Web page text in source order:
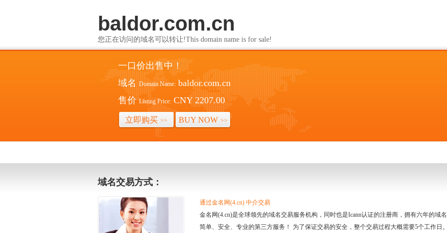
baldor.com.cn
您正在访问的域名可以转让!This domain name is for sale!
一口价出售中！
域名 Domain Name: baldor.com.cn
售价 Listing Price: CNY 2207.00
立即购买 >> BUY NOW >>
域名交易方式：
通过金名网(4.cn) 中介交易
金名网(4.cn)是全球领先的域名交易服务机构，同时也是Icann认证的注册商，拥有六年的域
简单、安全、专业的第三方服务！ 为了保证交易的安全，整个交易过程大概需要5个工作日。